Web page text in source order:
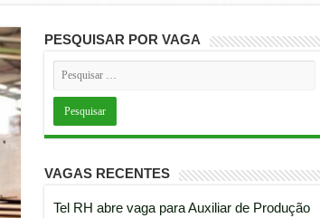
PESQUISAR POR VAGA
VAGAS RECENTES
Tel RH abre vaga para Auxiliar de Produção